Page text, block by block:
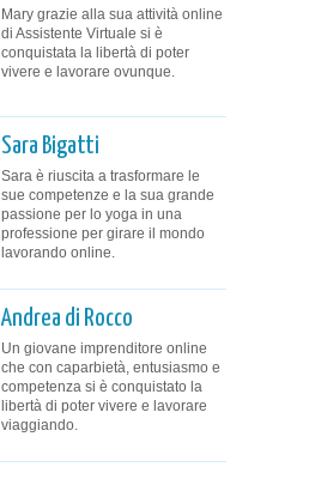
Mary grazie alla sua attività online
di Assistente Virtuale si è
conquistata la libertà di poter
vivere e lavorare ovunque.
Sara Bigatti
Sara è riuscita a trasformare le
sue competenze e la sua grande
passione per lo yoga in una
professione per girare il mondo
lavorando online.
Andrea di Rocco
Un giovane imprenditore online
che con caparbietà, entusiasmo e
competenza si è conquistato la
libertà di poter vivere e lavorare
viaggiando.